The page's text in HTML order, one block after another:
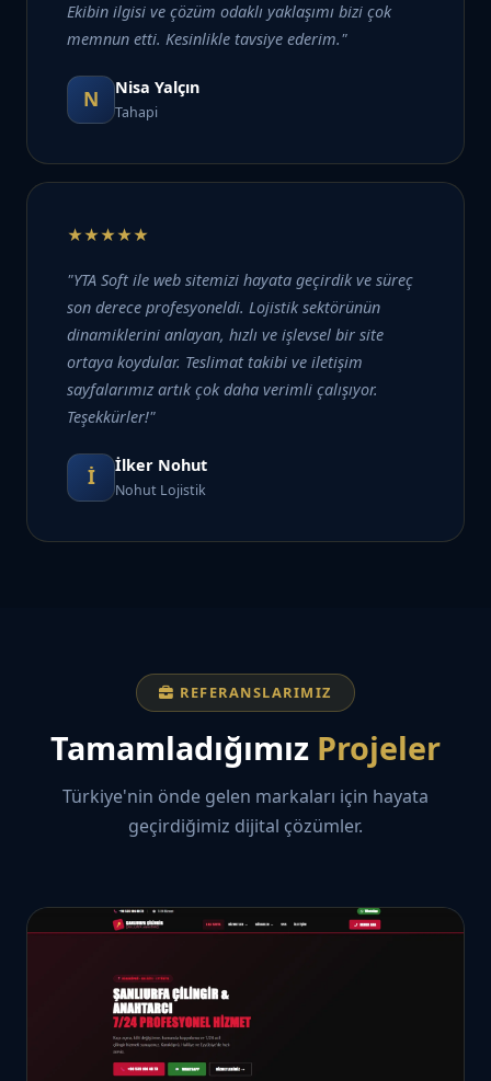
Ekibin ilgisi ve çözüm odaklı yaklaşımı bizi çok
memnun etti. Kesinlikle tavsiye ederim."
N Nisa Yalçın
Tahapi
★★★★★
"YTA Soft ile web sitemizi hayata geçirdik ve süreç
son derece profesyoneldi. Lojistik sektörünün
dinamiklerini anlayan, hızlı ve işlevsel bir site
ortaya koydular. Teslimat takibi ve iletişim
sayfalarımız artık çok daha verimli çalışıyor.
Teşekkürler!"
İ İlker Nohut
Nohut Lojistik
REFERANSLARIMIZ
Tamamladığımız Projeler
Türkiye'nin önde gelen markaları için hayata
geçirdiğimiz dijital çözümler.